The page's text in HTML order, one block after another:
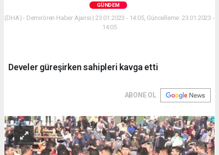
GÜNDEM
(DHA) - Demirören Haber Ajansı | 23.01.2023 - 14:05, Güncelleme: 23.01.2023 -
14:05
Develer güreşirken sahipleri kavga etti
ABONE OL